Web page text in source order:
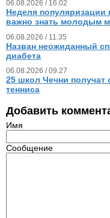
06.08.2026 / 16.02
Неделя популяризации
важно знать молодым
06.08.2026 / 11.35
Назван неожиданный
диабета
06.08.2026 / 09.27
25 школ Чечни получат
тенниса
Добавить
Имя
Сообщение